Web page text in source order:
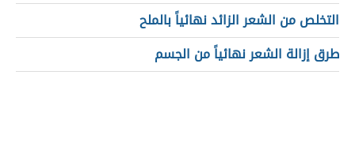
التخلص من الشعر الزائد نهائياً بالملح
طرق إزالة الشعر نهائياً من الجسم